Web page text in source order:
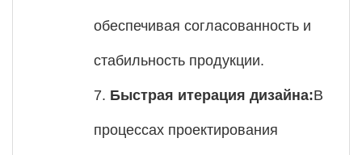
обеспечивая согласованность и
стабильность продукции.
7. Быстрая итерация дизайна:В
процессах проектирования